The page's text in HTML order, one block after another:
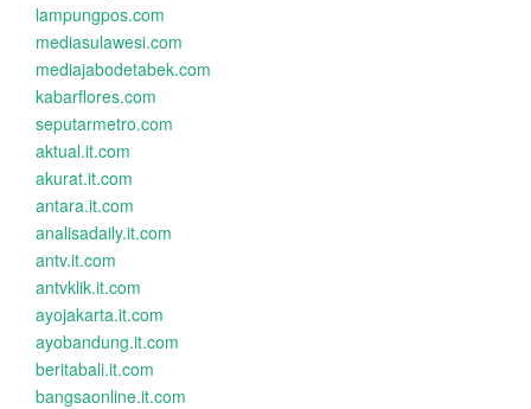
lampungpos.com
mediasulawesi.com
mediajabodetabek.com
kabarflores.com
seputarmetro.com
aktual.it.com
akurat.it.com
antara.it.com
analisadaily.it.com
antv.it.com
antvklik.it.com
ayojakarta.it.com
ayobandung.it.com
beritabali.it.com
bangsaonline.it.com